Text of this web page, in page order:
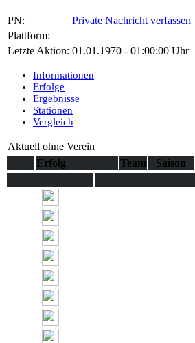
PN:
Private Nachricht verfassen
Plattform:
Letzte Aktion: 01.01.1970 - 01:00:00 Uhr
Informationen
Erfolge
Ergebnisse
Stationen
Vergleich
Aktuell ohne Verein
Erfolg
Team
Saison